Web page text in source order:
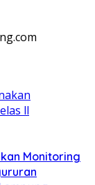
Monitoring